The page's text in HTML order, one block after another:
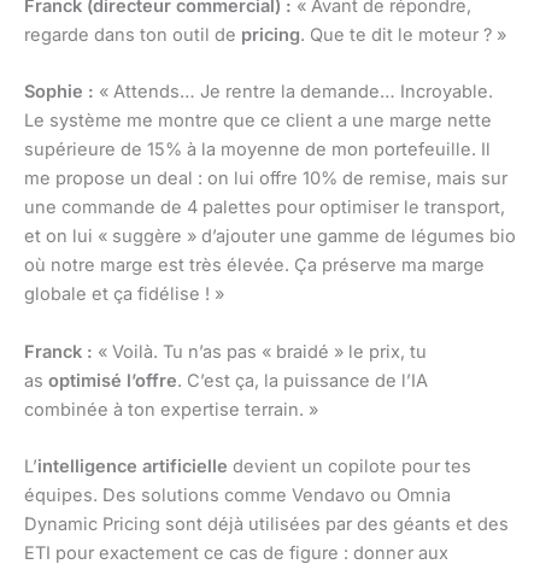
Franck (directeur commercial) : « Avant de répondre,
regarde dans ton outil de pricing. Que te dit le moteur ? »
Sophie : « Attends… Je rentre la demande… Incroyable.
Le système me montre que ce client a une marge nette
supérieure de 15% à la moyenne de mon portefeuille. Il
me propose un deal : on lui offre 10% de remise, mais sur
une commande de 4 palettes pour optimiser le transport,
et on lui « suggère » d’ajouter une gamme de légumes bio
où notre marge est très élevée. Ça préserve ma marge
globale et ça fidélise ! »
Franck : « Voilà. Tu n’as pas « braidé » le prix, tu
as optimisé l’offre. C’est ça, la puissance de l’IA
combinée à ton expertise terrain. »
L’intelligence artificielle devient un copilote pour tes
équipes. Des solutions comme Vendavo ou Omnia
Dynamic Pricing sont déjà utilisées par des géants et des
ETI pour exactement ce cas de figure : donner aux